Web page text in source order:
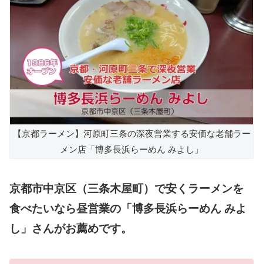
【京都ラーメン】河原町三条の深夜営業する安価な老舗ラー
メン店「博多長浜らーめん みよし」
京都市中京区（三条木屋町）で安くラーメンを
食べたいなら昼営業の「博多長浜らーめん みよ
し」さんがお薦めです。